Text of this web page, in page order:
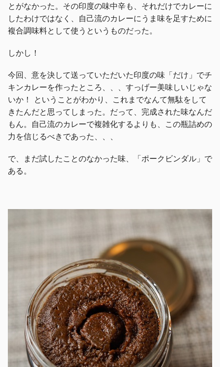
とがなかった。その印度の味中辛も、それだけでカレーに
したわけではなく、自己流のカレーにうま味を足すために
複合調味料として使うというものだった。
しかし！
今回、意を決して送っていただいた印度の味「だけ」でチ
キンカレーを作ったところ、、、すっげー美味しいじゃな
いか！ ということがわかり、これまでなんて無駄をして
きたんだと思ってしまった。だって、完成された味なんだ
もん。自己流のカレーで複雑化するよりも、この瓶詰めの
力を信じるべきであった、、、
で、まだ試したことのなかった味、「ポークビンダル」で
ある。